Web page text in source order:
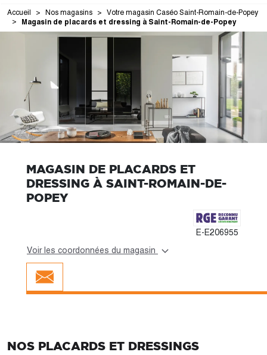
Accueil Nos magasins Votre magasin Caséo Saint-Romain-de-Popey
Magasin de placards et dressing à Saint-Romain-de-Popey
MAGASIN DE PLACARDS ET
DRESSING À SAINT-ROMAIN-DE-
POPEY
E-E206955
Voir les coordonnées du magasin
NOS PLACARDS ET DRESSINGS